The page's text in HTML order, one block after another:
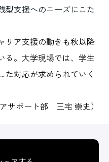
型支援へのニーズにこた
リア支援の動きも秋以降
る。大学現場では、学生
た対応が求められていく
サポート部 三宅 崇史）